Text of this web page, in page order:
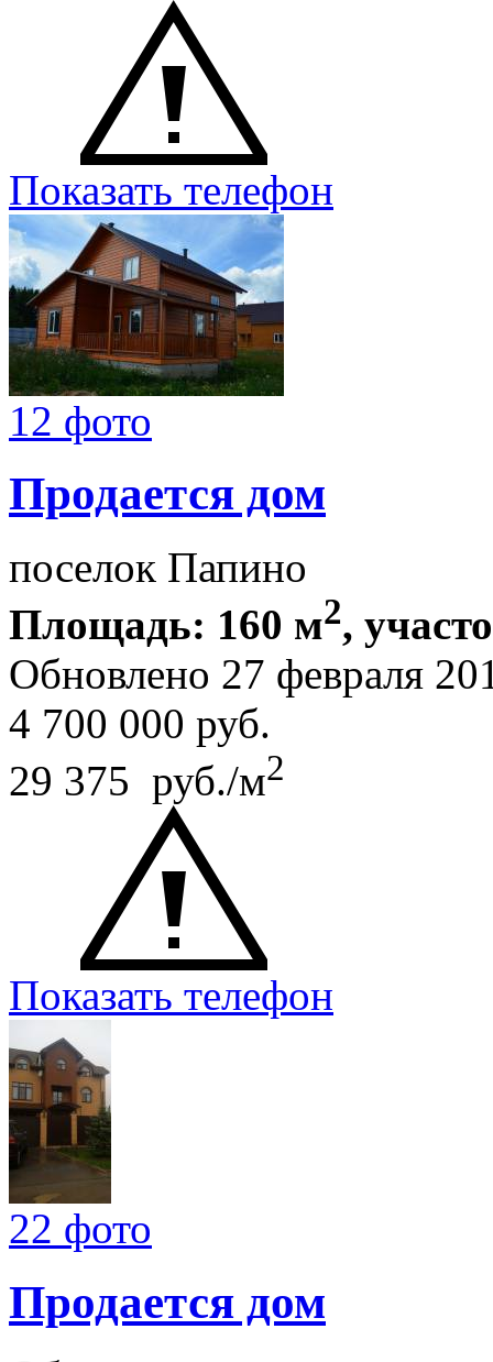
Показать телефон
12 фото
Продается дом
поселок Папино
Площадь: 160 м2,
Обновлено 27 февраля
4 700 000 руб.
29 375 руб./м2
Показать телефон
22 фото
Продается дом